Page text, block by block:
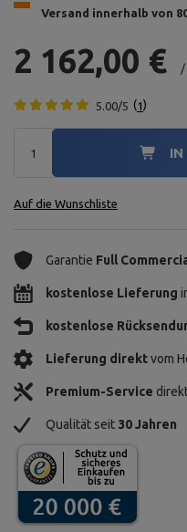
Versand innerhalb von
2 162,00 € /
5.00/5 1
IN
Auf die Wunschliste
Garantie Full
kostenlose Lieferung
kostenlose
Lieferung direktvom
Premium-Service
Qualität seit 30 Jahren